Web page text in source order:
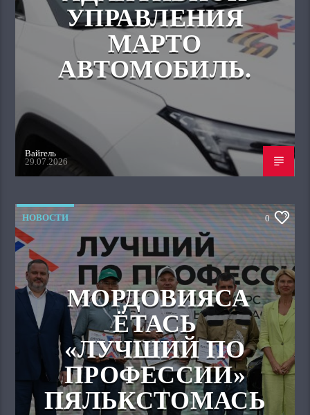
УПРАВЛЕНИЯ
МАРТО
АВТОМОБИЛЬ.
Вайгель
29.07.2026
НОВОСТИ 0
МОРДОВИЯСА
ЁТАСЬ
«ЛУЧШИЙ ПО
ПРОФЕССИИ»
ПЯЛЬКСТОМАСЬ